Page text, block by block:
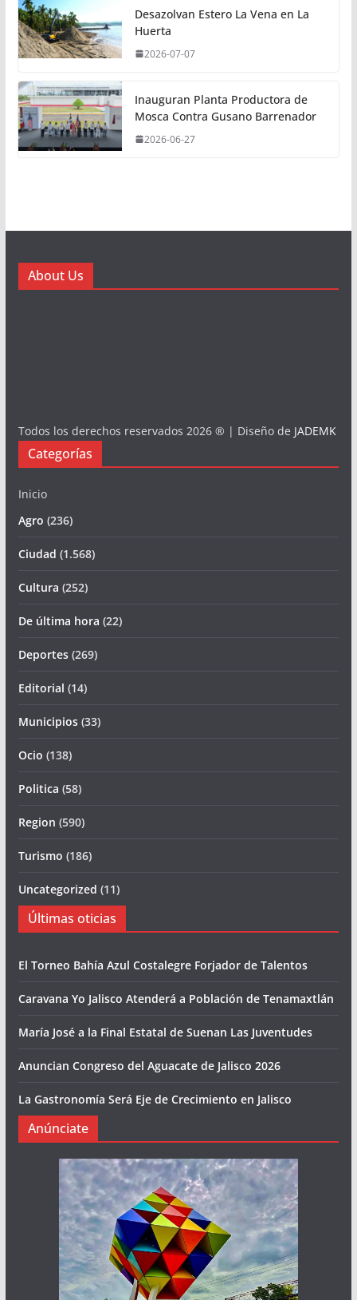
Desazolvan Estero La Vena en La
Huerta
2026-07-07
Inauguran Planta Productora de
Mosca Contra Gusano Barrenador
2026-06-27
About Us
Todos los derechos reservados 2026 ® | Diseño de JADEMK
Categorías
Inicio
Agro (236)
Ciudad (1.568)
Cultura (252)
De última hora (22)
Deportes(269)
Editorial (14)
Municipios(33)
Ocio (138)
Politica (58)
Region (590)
Turismo (186)
Uncategorized (11)
Últimas oticias
El Torneo Bahía Azul Costalegre Forjador de Talentos
Caravana Yo Jalisco Atenderá a Población de Tenamaxtlán
María José a la Final Estatal de Suenan Las Juventudes
Anuncian Congreso del Aguacate de Jalisco 2026
La Gastronomía Será Eje de Crecimiento en Jalisco
Anúnciate